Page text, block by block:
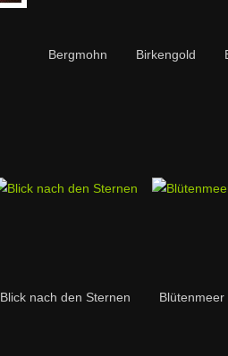
Bergmohn Birkengold
Blick nach den Sternen Blütenmeer